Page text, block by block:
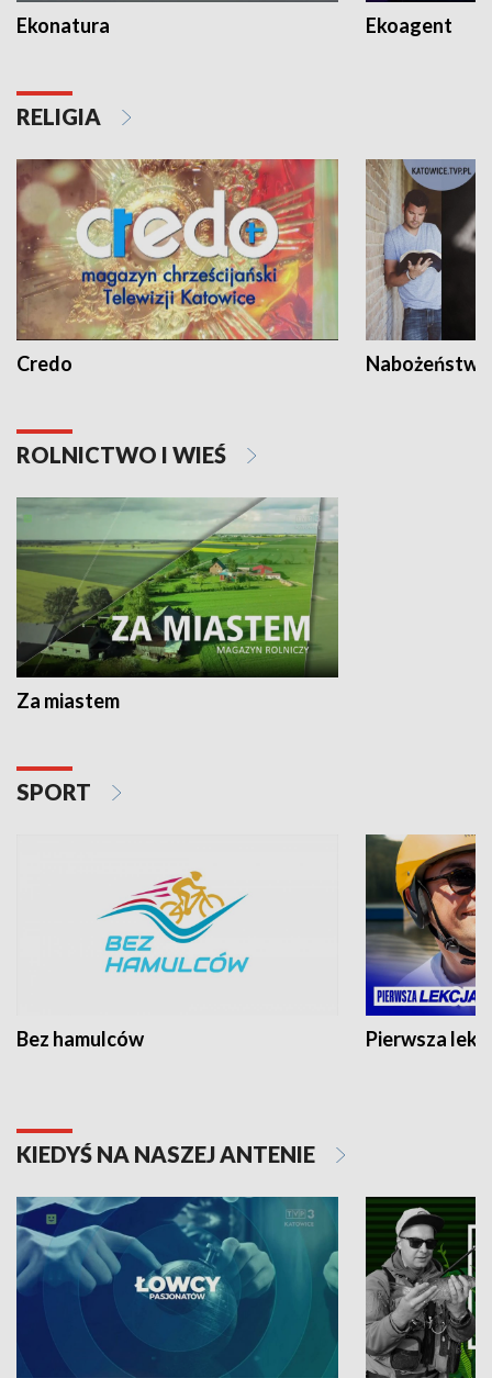
Ekonatura Ekoagent
RELIGIA
Credo
ROLNICTWO I WIEŚ
Za miastem
SPORT
Bez hamulców Pierwsza
KIEDYŚ NA NASZEJ ANTENIE